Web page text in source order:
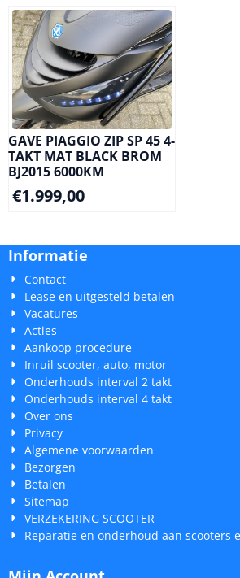
GAVE PIAGGIO ZIP SP 45 4-
TAKT MAT BLACK BROM
BJ2015 6000KM
€1.999,00
Informatie
Contact
Lease en uitgesteld betalen
Vacatures
Acties
Aankoop procedure
Inruil scooter, auto, motor
Onderhouds interval 2 takt
Onderhouds interval 4 takt
Over ons
Privacy
Algemene voorwaarden
Bezorgen
Betalen
Sitemap
VERZEKERING SCOOTER
Reparatie en onderhoud aan scooters